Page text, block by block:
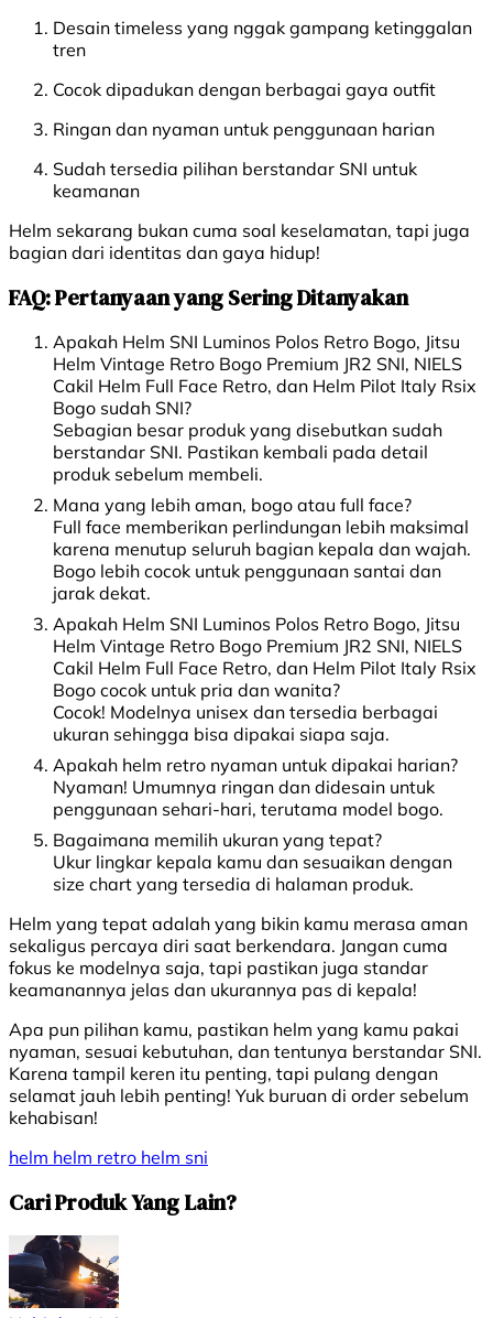
Desain timeless yang nggak gampang ketinggalan
tren
Cocok dipadukan dengan berbagai gaya outfit
Ringan dan nyaman untuk penggunaan harian
Sudah tersedia pilihan berstandar SNI untuk
keamanan
Helm sekarang bukan cuma soal keselamatan, tapi juga
bagian dari identitas dan gaya hidup!
FAQ: Pertanyaan yang Sering Ditanyakan
Apakah Helm SNI Luminos Polos Retro Bogo, Jitsu
Helm Vintage Retro Bogo Premium JR2 SNI, NIELS
Cakil Helm Full Face Retro, dan Helm Pilot Italy Rsix
Bogo sudah SNI?
Sebagian besar produk yang disebutkan sudah
berstandar SNI. Pastikan kembali pada detail
produk sebelum membeli.
Mana yang lebih aman, bogo atau full face?
Full face memberikan perlindungan lebih maksimal
karena menutup seluruh bagian kepala dan wajah.
Bogo lebih cocok untuk penggunaan santai dan
jarak dekat.
Apakah Helm SNI Luminos Polos Retro Bogo, Jitsu
Helm Vintage Retro Bogo Premium JR2 SNI, NIELS
Cakil Helm Full Face Retro, dan Helm Pilot Italy Rsix
Bogo cocok untuk pria dan wanita?
Cocok! Modelnya unisex dan tersedia berbagai
ukuran sehingga bisa dipakai siapa saja.
Apakah helm retro nyaman untuk dipakai harian?
Nyaman! Umumnya ringan dan didesain untuk
penggunaan sehari-hari, terutama model bogo.
Bagaimana memilih ukuran yang tepat?
Ukur lingkar kepala kamu dan sesuaikan dengan
size chart yang tersedia di halaman produk.
Helm yang tepat adalah yang bikin kamu merasa aman
sekaligus percaya diri saat berkendara. Jangan cuma
fokus ke modelnya saja, tapi pastikan juga standar
keamanannya jelas dan ukurannya pas di kepala!
Apa pun pilihan kamu, pastikan helm yang kamu pakai
nyaman, sesuai kebutuhan, dan tentunya berstandar SNI.
Karena tampil keren itu penting, tapi pulang dengan
selamat jauh lebih penting! Yuk buruan di order sebelum
kehabisan!
helm helm retro helm sni
Cari Produk Yang Lain?